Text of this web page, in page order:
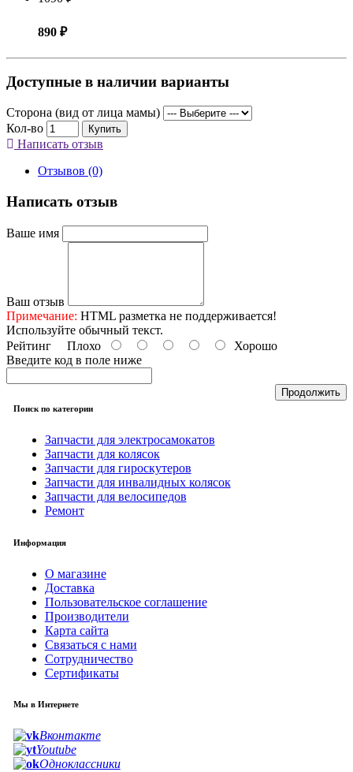
890 ₽
Доступные в наличии варианты
Сторона (вид от лица мамы)
Кол-во
Купить
Написать отзыв
Отзывов (0)
Написать отзыв
Ваше имя
Ваш отзыв
Примечание: HTML разметка не поддерживается!
Используйте обычный текст.
Рейтинг Плохо
Хорошо
Введите код в поле ниже
Продолжить
Поиск по категории
Запчасти для электросамокатов
Запчасти для колясок
Запчасти для гироскутеров
Запчасти для инвалидных колясок
Запчасти для велосипедов
Ремонт
Информация
О магазине
Доставка
Пользовательское соглашение
Производители
Карта сайта
Связаться с нами
Сотрудничество
Сертификаты
Мы в Интернете
Вконтакте
Youtube
Одноклассники